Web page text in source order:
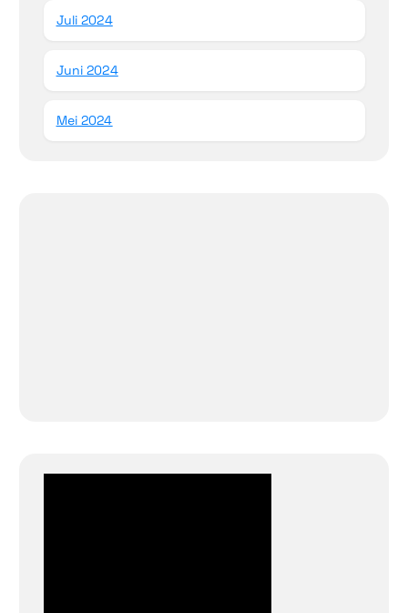
Juli 2024
Juni 2024
Mei 2024